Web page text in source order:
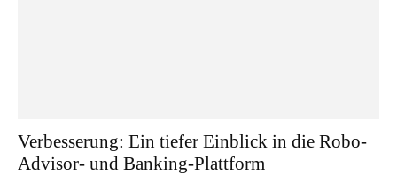
Verbesserung: Ein tiefer Einblick in die Robo-
Advisor- und Banking-Plattform